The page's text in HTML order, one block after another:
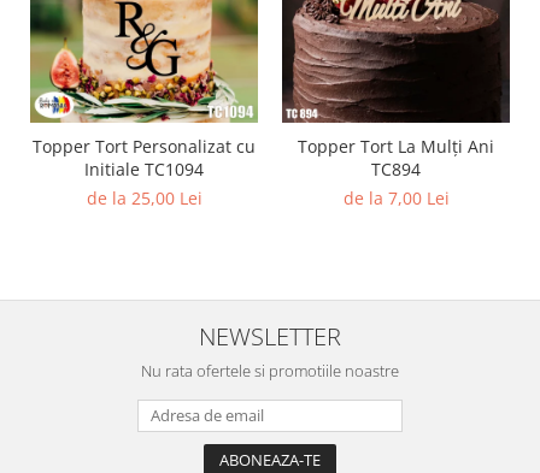
Topper Tort Personalizat cu
Initiale TC1094
de la 25,00 Lei
Topper Tort La Mulți Ani
TC894
de la 7,00 Lei
NEWSLETTER
Nu rata ofertele si promotiile noastre